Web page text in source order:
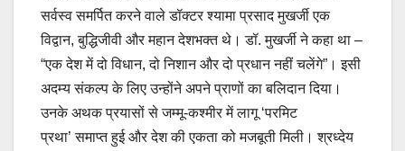
सर्वस्व समर्पित करने वाले डॉक्टर श्यामा प्रसाद मुखर्जी एक
विद्वान, बुद्धिजीवी और महान देशभक्त थे। डॉ. मुखर्जी ने कहा था –
“एक देश में दो विधान, दो निशान और दो प्रधान नहीं चलेंगे”। इसी
अदम्य संकल्प के लिए उन्होंने अपने प्राणों का बलिदान दिया।
उनके अथक प्रयासों से जम्मू-कश्मीर में लागू ‘परमिट
प्रथा’ समाप्त हुई और देश की एकता को मजबूती मिली। श्रध्देय